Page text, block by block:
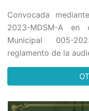
Convocada
2023-MDSM-A en
Municipal 005-
reglamento de la